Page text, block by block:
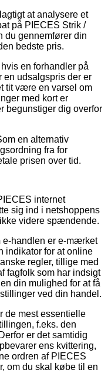
at analysere et
på PIECES Strik /
du gennemfører din
bedste pris.
en forhandler på
en udsalgspris der er
tit være en varsel om
med kort er
begunstiger dig overfor
en alternativ
fra for
prisen over tid.
internet
sig ind i netshoppens
videre spændende.
e-handlen er e-mærket
indikator for at online
regler, tillige med
fagfolk som har indsigt
din mulighed for at få
ved din handel.
de mest essentielle
f.eks. den
er det samtidig
ens kvittering,
ordren af PIECES
om du skal købe til en